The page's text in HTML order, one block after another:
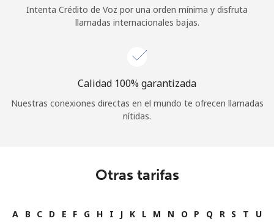
Intenta Crédito de Voz por una orden mínima y disfruta
llamadas internacionales bajas.
Calidad 100% garantizada
Nuestras conexiones directas en el mundo te ofrecen llamadas
nítidas.
Otras tarifas
A B C D E F G H I J K L M N O P Q R S T
U